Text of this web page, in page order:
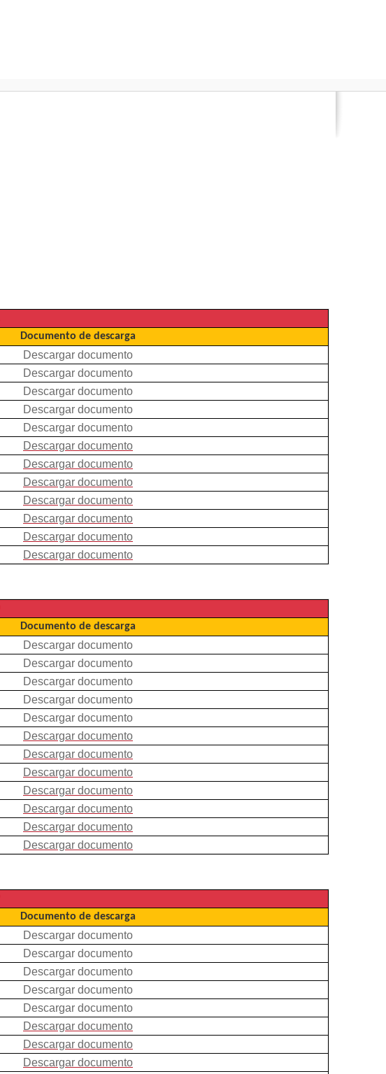
Documento de descarga
Descargar documento
Descargar documento
Descargar documento
Descargar documento
Descargar documento
Descargar documento
Descargar documento
Descargar documento
Descargar documento
Descargar documento
Descargar documento
Descargar documento
Documento de descarga
Descargar documento
Descargar documento
Descargar documento
Descargar documento
Descargar documento
Descargar documento
Descargar documento
Descargar documento
Descargar documento
Descargar documento
Descargar documento
Descargar documento
Documento de descarga
Descargar documento
Descargar documento
Descargar documento
Descargar documento
Descargar documento
Descargar documento
Descargar documento
Descargar documento